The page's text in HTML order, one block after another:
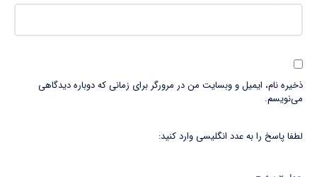
ذخیره نام، ایمیل و وبسایت من در مرورگر برای زمانی که دوباره دیدگاهی
می‌نویسم.
لطفا پاسخ را به عدد انگلیسی وارد کنید: